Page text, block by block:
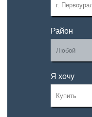
Район
Я хочу